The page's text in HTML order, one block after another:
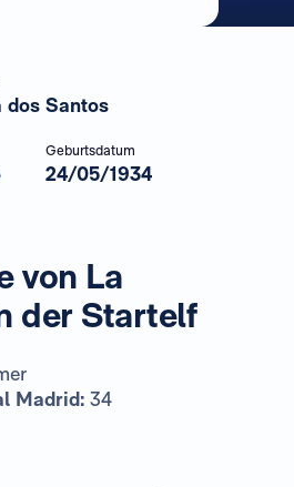
Santos
Geburtsdatum
24/05/1934
von La
der Startelf
Madrid: 34